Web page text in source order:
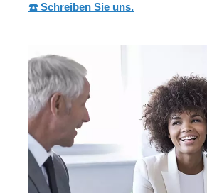
☎️ Schreiben Sie uns.